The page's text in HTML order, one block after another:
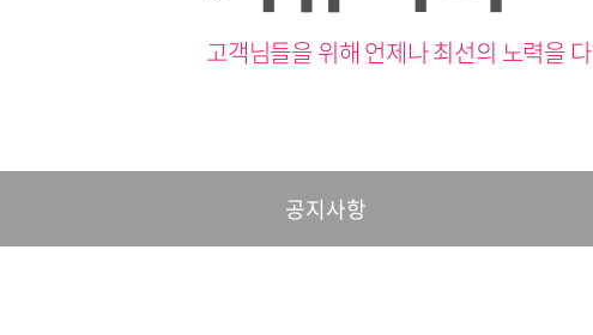
고객님들을 위해 언제나 최선의 노력을
공지사항